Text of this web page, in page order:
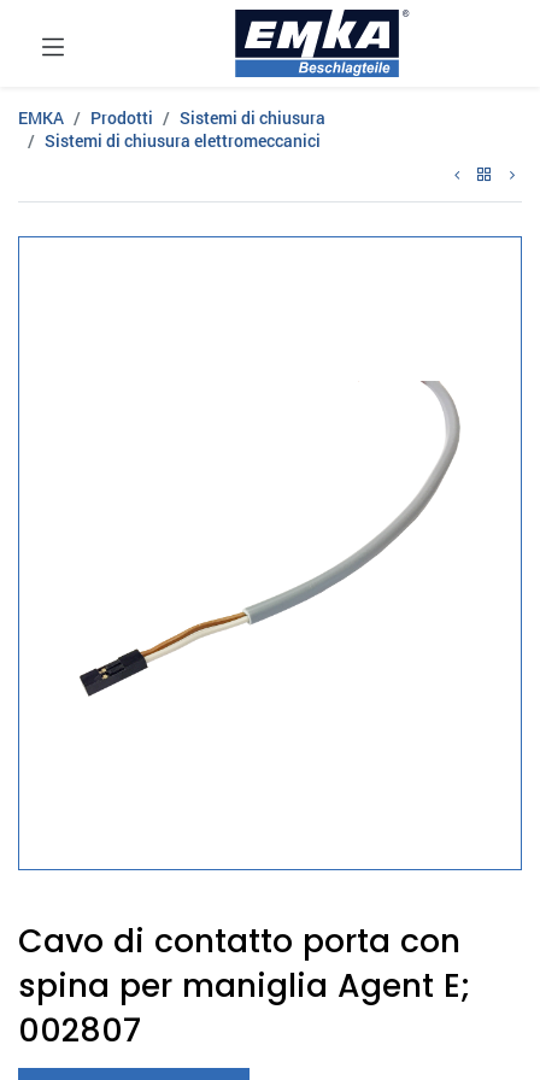
EMKA Prodotti
Sistemi di chiusura
Sistemi di chiusura elettromeccanici
Cavo di contatto porta con
spina per maniglia Agent E;
002807